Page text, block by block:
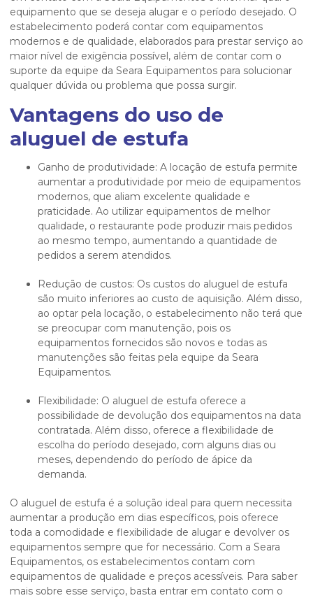
equipamento que se deseja alugar e o período desejado. O
estabelecimento poderá contar com equipamentos
modernos e de qualidade, elaborados para prestar serviço ao
maior nível de exigência possível, além de contar com o
suporte da equipe da Seara Equipamentos para solucionar
qualquer dúvida ou problema que possa surgir.
Vantagens do uso de
aluguel de estufa
Ganho de produtividade: A locação de estufa permite
aumentar a produtividade por meio de equipamentos
modernos, que aliam excelente qualidade e
praticidade. Ao utilizar equipamentos de melhor
qualidade, o restaurante pode produzir mais pedidos
ao mesmo tempo, aumentando a quantidade de
pedidos a serem atendidos.
Redução de custos: Os custos do aluguel de estufa
são muito inferiores ao custo de aquisição. Além disso,
ao optar pela locação, o estabelecimento não terá que
se preocupar com manutenção, pois os
equipamentos fornecidos são novos e todas as
manutenções são feitas pela equipe da Seara
Equipamentos.
Flexibilidade: O aluguel de estufa oferece a
possibilidade de devolução dos equipamentos na data
contratada. Além disso, oferece a flexibilidade de
escolha do período desejado, com alguns dias ou
meses, dependendo do período de ápice da
demanda.
O aluguel de estufa é a solução ideal para quem necessita
aumentar a produção em dias específicos, pois oferece
toda a comodidade e flexibilidade de alugar e devolver os
equipamentos sempre que for necessário. Com a Seara
Equipamentos, os estabelecimentos contam com
equipamentos de qualidade e preços acessíveis. Para saber
mais sobre esse serviço, basta entrar em contato com o